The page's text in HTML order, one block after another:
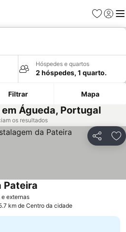
Favoritos
Iniciar
Hóspedes e quartos
2 hóspedes, 1 quarto.
Filtrar Mapa
Águeda, Portugal
os resultados
Partilhar
externas
Pateira
km de Centro da cidade